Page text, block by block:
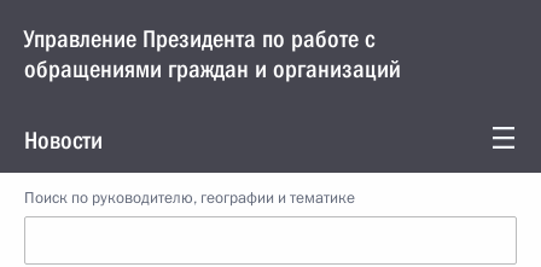
Управление Президента по работе с
обращениями граждан и организаций
Новости
Поиск по руководителю, географии и тематике